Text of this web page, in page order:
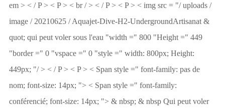
em > < / P > < P > < br / > < / P > < P > < img src = "/ uploads /
image / 20210625 / Aquajet-Dive-H2-UndergroundArtisanat &
quot; qui peut voler sous l'eau "width =" 800 "Height =" 449
"border =" 0 "vspace =" 0 "style =" width: 800px; Height:
449px; "/ > < / P > < P > < Span style =" font-family: pas de
nom; font-size: 14px; "> < Span style =" font-family:
conférencié; font-size: 14px; "> & nbsp; & nbsp Qui peut voler